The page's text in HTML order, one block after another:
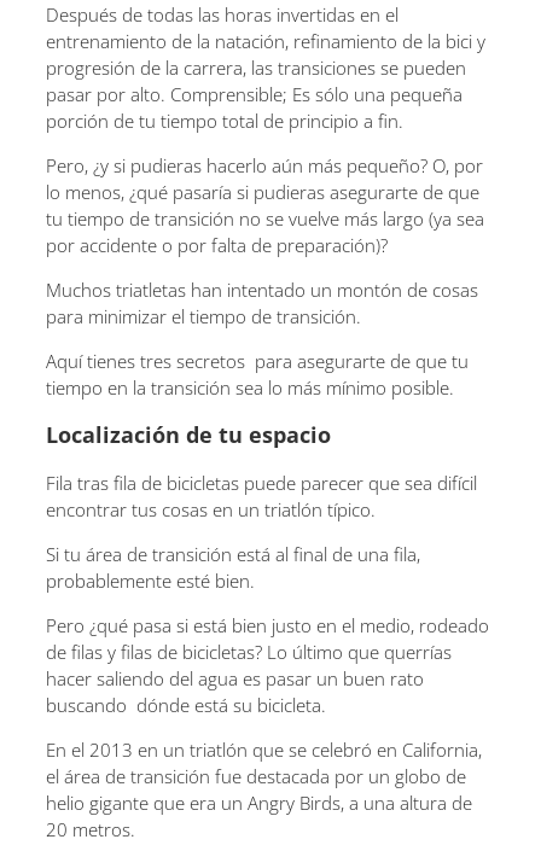
Después de todas las horas invertidas en el
entrenamiento de la natación, refinamiento de la bici y
progresión de la carrera, las transiciones se pueden
pasar por alto. Comprensible; Es sólo una pequeña
porción de tu tiempo total de principio a fin.
Pero, ¿y si pudieras hacerlo aún más pequeño? O, por
lo menos, ¿qué pasaría si pudieras asegurarte de que
tu tiempo de transición no se vuelve más largo (ya sea
por accidente o por falta de preparación)?
Muchos triatletas han intentado un montón de cosas
para minimizar el tiempo de transición.
Aquí tienes tres secretos para asegurarte de que tu
tiempo en la transición sea lo más mínimo posible.
Localización de tu espacio
Fila tras fila de bicicletas puede parecer que sea difícil
encontrar tus cosas en un triatlón típico.
Si tu área de transición está al final de una fila,
probablemente esté bien.
Pero ¿qué pasa si está bien justo en el medio, rodeado
de filas y filas de bicicletas? Lo último que querrías
hacer saliendo del agua es pasar un buen rato
buscando dónde está su bicicleta.
En el 2013 en un triatlón que se celebró en California,
el área de transición fue destacada por un globo de
helio gigante que era un Angry Birds, a una altura de
20 metros.